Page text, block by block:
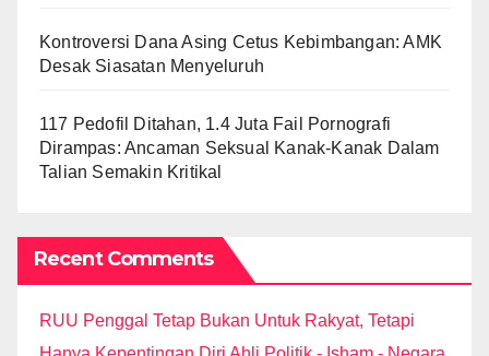
Kontroversi Dana Asing Cetus Kebimbangan: AMK
Desak Siasatan Menyeluruh
117 Pedofil Ditahan, 1.4 Juta Fail Pornografi
Dirampas: Ancaman Seksual Kanak-Kanak Dalam
Talian Semakin Kritikal
Recent Comments
RUU Penggal Tetap Bukan Untuk Rakyat, Tetapi